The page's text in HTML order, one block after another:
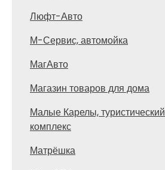
Люфт-Авто
М-Сервис, автомойка
МагАвто
Магазин товаров для дома
Малые Карелы, туристический
комплекс
Матрёшка